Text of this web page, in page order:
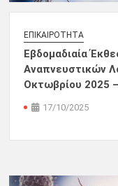
ΕΠΙΚΑΙΡΌΤΗΤΑ
Εβδομαδιαία
Αναπνευστικών
Οκτωβρίου 2025
17/10/2025